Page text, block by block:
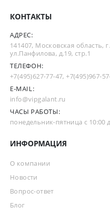
КОНТАКТЫ
АДРЕС:
141407, Московская область,
ул.Панфилова, д.19, стр.1
ТЕЛЕФОН:
+7(495)627-77-47,+7(495)967-
E-MAIL:
info@vipgalant.ru
ЧАСЫ РАБОТЫ:
понедельник-пятница с 10:00
ИНФОРМАЦИЯ
О компании
Новости
Вопрос-ответ
Блог